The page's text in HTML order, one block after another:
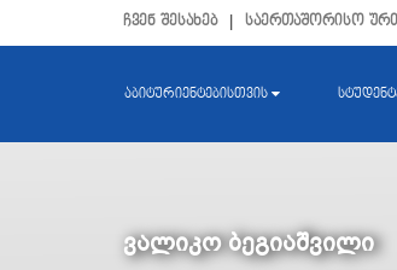
ჩვენ შესახებ საერთაშორისო
აბიტურიენტებისთვის
ვალიკო ბეგიაშვილი